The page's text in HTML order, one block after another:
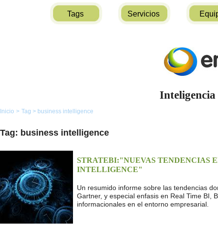
Tags Servicios
Inicio > Tag > business intelligence
Tag: business intelligence
STRATEBI:"NUEVAS TENDENCIAS
INTELLIGENCE"
Un resumido informe sobre las tendencias
Gartner, y especial enfasis en Real Time BI,
informacionales en el entorno empresarial.